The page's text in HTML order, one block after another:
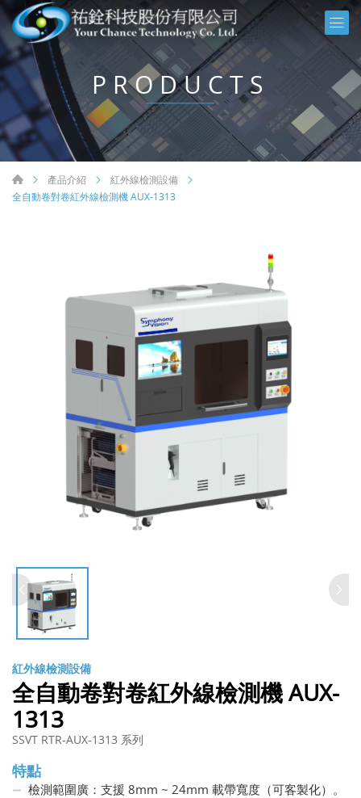
PRODUCTS
產品介紹
紅外線檢測設備
全自動卷對卷紅外線檢測機 AUX-1313
紅外線檢測設備
全自動卷對卷紅外線檢測機 AUX-
1313
SSVT RTR-AUX-1313 系列
特點
檢測範圍廣：支援 8mm ~ 24mm 載帶寬度（可客製化）。